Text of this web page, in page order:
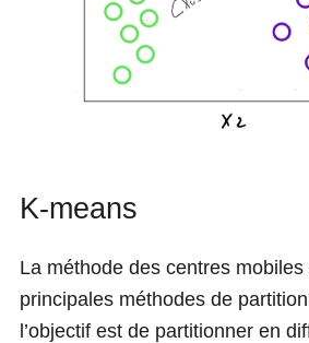
K-means
La méthode des centres
principales méthodes de
l’objectif est de partitionner en